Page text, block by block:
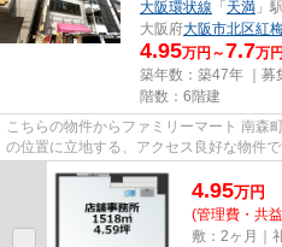
大阪環状線 「 天満 」
大阪府大阪市北区紅
4.95万円～7.7万円
築年数：築47年 ｜募
階数：6階建
こちらの物件からファミリーマート 南森
の位置に立地する、アクセス良好な物件で
4.95万円
(管理費・共
敷：2ヶ月｜